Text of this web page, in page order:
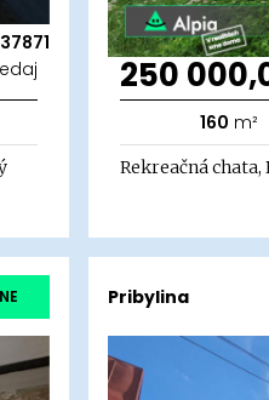
37871
250
160 m²
Rekreačná
Pribylina